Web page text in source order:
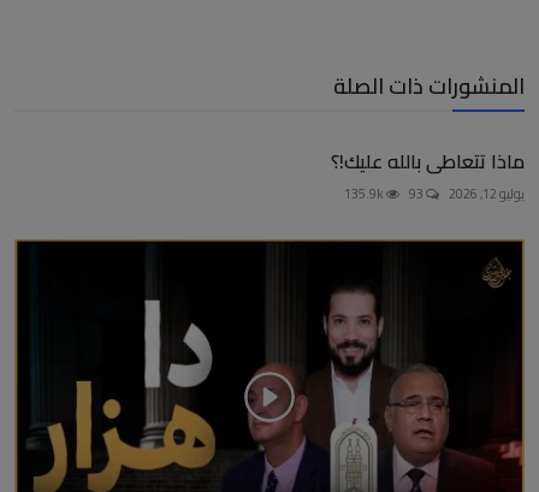
المنشورات ذات الصلة
ماذا تتعاطى بالله عليك!؟
يوليو 12, 2026